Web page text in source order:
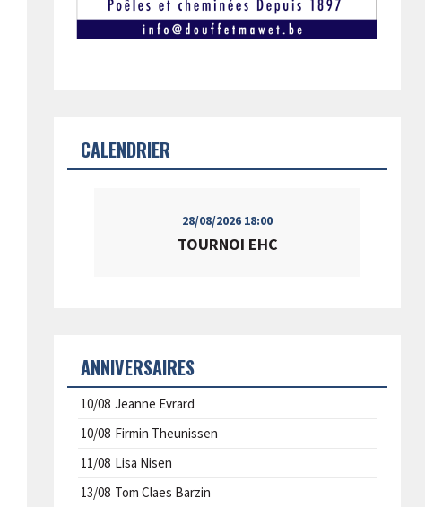
CALENDRIER
28/08/2026 18:00
TOURNOI EHC
ANNIVERSAIRES
10/08 Jeanne Evrard
10/08 Firmin Theunissen
11/08 Lisa Nisen
13/08 Tom Claes Barzin